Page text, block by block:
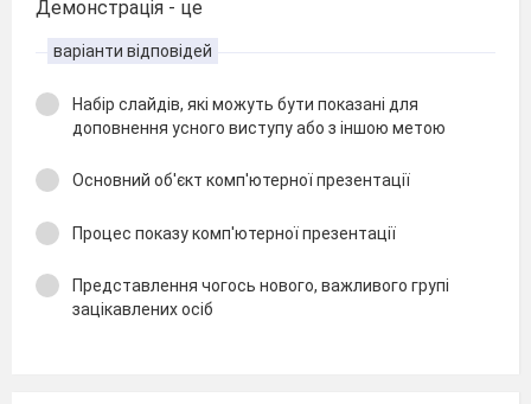
Демонстрація - це
варіанти відповідей
Набір слайдів, які можуть бути показані для
доповнення усного виступу або з іншою метою
Основний об'єкт комп'ютерної презентації
Процес показу комп'ютерної презентації
Представлення чогось нового, важливого групі
зацікавлених осіб